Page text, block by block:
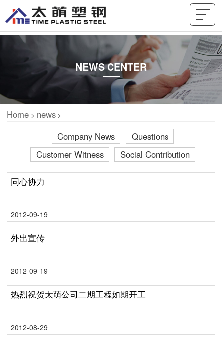
NEWS CENTER
Home > news >
Company News
Questions
Customer Witness
Social Contribution
同心协力
2012-09-19
外出宣传
2012-09-19
热烈祝贺太萌公司二期工程如期开工
2012-08-29